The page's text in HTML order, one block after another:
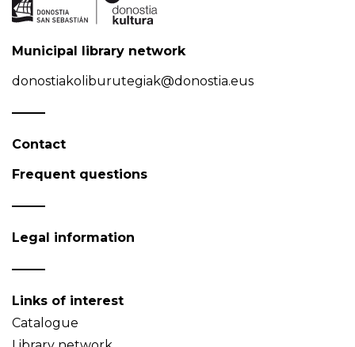
Municipal library network
donostiakoliburutegiak@donostia.eus
Contact
Frequent questions
Legal information
Links of interest
Catalogue